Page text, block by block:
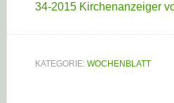
34-2015 Kirchenanzeiger
KATEGORIE: WOCHENBLATT